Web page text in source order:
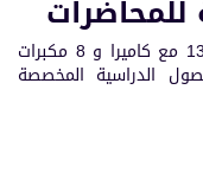
شاشة بحجم 65 انش تعمل بنظام اندرويد 13 مع كاميرا و 8 مكبرات
الدراسية المخصصة